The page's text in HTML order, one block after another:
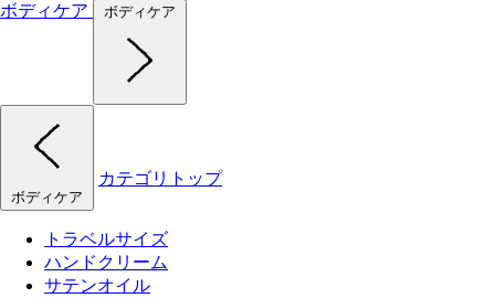
ボディケア
ボディケア
ボディケア
カテゴリトップ
トラベルサイズ
ハンドクリーム
サテンオイル